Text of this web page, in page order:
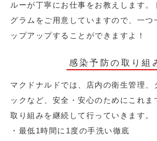
ルーが丁寧にお仕事をお教えします。
グラムをご用意していますので、一つ
ップアップすることができますよ！
感染予防の取り組
マクドナルドでは、店内の衛生管理、
ックなど、安全・安心のためにこれま
取り組みを継続して行っていきます。
・最低1時間に1度の手洗い徹底